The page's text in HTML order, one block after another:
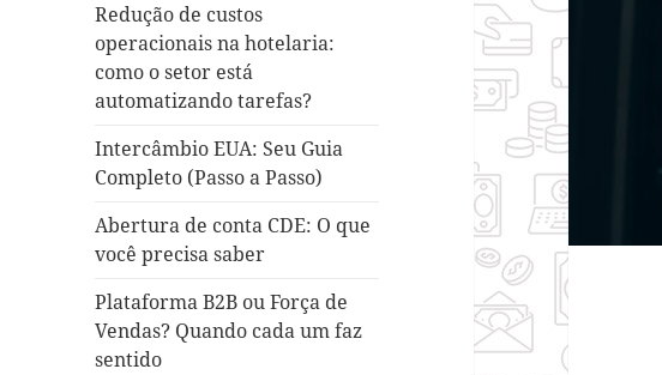
Redução de custos
operacionais na hotelaria:
como o setor está
automatizando tarefas?
Intercâmbio EUA: Seu Guia
Completo (Passo a Passo)
Abertura de conta CDE: O que
você precisa saber
Plataforma B2B ou Força de
Vendas? Quando cada um faz
sentido